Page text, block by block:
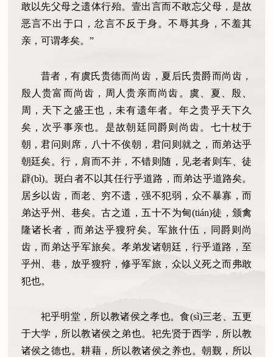
敢以先父母之遗体行殆。壹出言而不敢忘父母，是故
恶言不出于口，忿言不反于身。不辱其身，不羞其
亲，可谓孝矣。”
昔者，有虞氏贵德而尚齿，夏后氏贵爵而尚齿，
殷人贵富而尚齿，周人贵亲而尚齿。虞、夏、殷、
周，天下之盛王也，未有遗年者。年之贵乎天下久
矣，次乎事亲也。是故朝廷同爵则尚齿。七十杖于
朝，君问则席，八十不俟朝，君问则就之，而弟达乎
朝廷矣。行，肩而不并，不错则随，见老者则车、徒
辟(bì)。斑白者不以其任行乎道路，而弟达乎道路矣。
居乡以齿，而老、穷不遗，强不犯弱，众不暴寡，而
弟达乎州、巷矣。古之道，五十不为甸(tián)徒，颁禽
隆诸长者，而弟达乎獀狩矣。军旅什伍，同爵则尚
齿，而弟达乎军旅矣。孝弟发诸朝廷，行乎道路，至
乎州、巷，放乎獀狩，修乎军旅，众以义死之而弗敢
犯也。
祀乎明堂，所以教诸侯之孝也。食(sì)三老、五更
于大学，所以教诸侯之弟也。祀先贤于西学，所以教
诸侯之德也。耕藉，所以教诸侯之养也。朝觐，所以